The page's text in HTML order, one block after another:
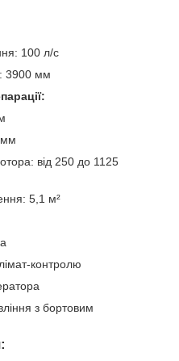
100 л/с
3900 мм
мм
від 250 до 1125
5,1 м²
контролю
з бортовим